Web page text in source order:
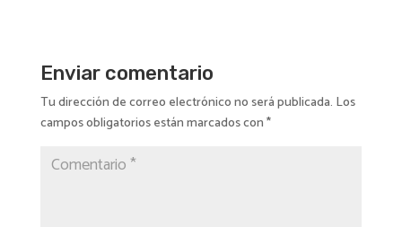
Enviar comentario
Tu dirección de correo electrónico no será publicada. Los
campos obligatorios están marcados con*